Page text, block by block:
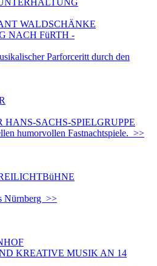
WALDSCHÄNKE
NACH FüRTH -
Parforceritt durch den
SACHS-SPIELGRUPPE
humorvollen Fastnachtspiele. >>
Nürnberg >>
KREATIVE MUSIK AN 14